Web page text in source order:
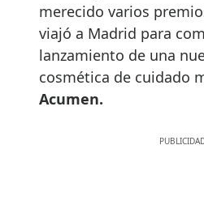
merecido varios
viajó a Madrid para
lanzamiento de una
cosmética de cuidado
Acumen.